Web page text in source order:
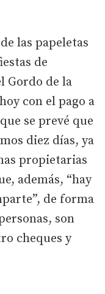
las papeletas
de
Gordo de la
con el pago a
se prevé que
diez días, ya
propietarias
además, “hay
de forma
son
cheques y